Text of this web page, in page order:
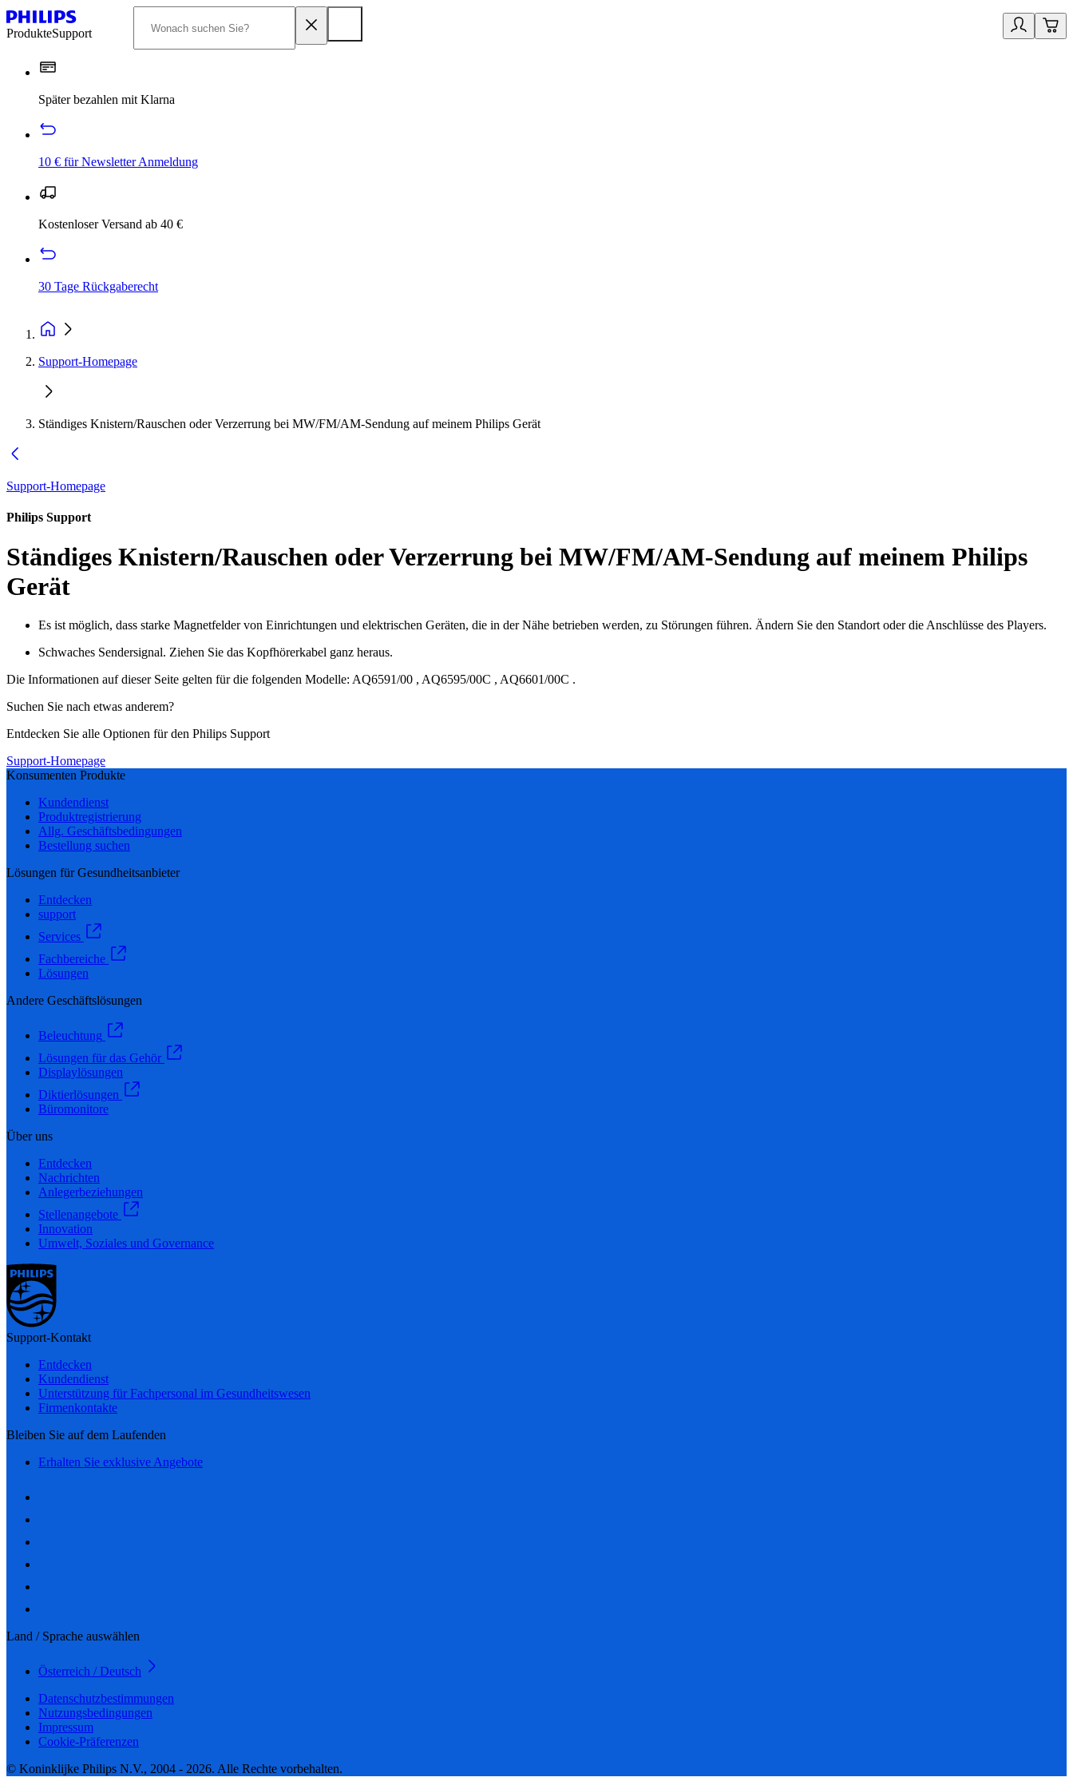
ProdukteSupport
Später bezahlen mit Klarna
10 € für Newsletter Anmeldung
Kostenloser Versand ab 40 €
30 Tage Rückgaberecht
Support-Homepage
Ständiges Knistern/Rauschen oder Verzerrung bei MW/FM/AM-Sendung auf meinem Philips Gerät
Support-Homepage
Philips Support
Ständiges Knistern/Rauschen oder Verzerrung bei MW/FM/AM-Sendung auf meinem Philips
Gerät
Es ist möglich, dass starke Magnetfelder von Einrichtungen und elektrischen Geräten, die in der Nähe betrieben werden, zu Störungen führen. Ändern Sie den Standort oder die Anschlüsse des Players.
Schwaches Sendersignal. Ziehen Sie das Kopfhörerkabel ganz heraus.
Die Informationen auf dieser Seite gelten für die folgenden Modelle: AQ6591/00 , AQ6595/00C , AQ6601/00C .
Suchen Sie nach etwas anderem?
Entdecken Sie alle Optionen für den Philips Support
Support-Homepage
Konsumenten Produkte
Kundendienst
Produktregistrierung
Allg. Geschäftsbedingungen
Bestellung suchen
Lösungen für Gesundheitsanbieter
Entdecken
support
Services
Fachbereiche
Lösungen
Andere Geschäftslösungen
Beleuchtung
Lösungen für das Gehör
Displaylösungen
Diktierlösungen
Büromonitore
Über uns
Entdecken
Nachrichten
Anlegerbeziehungen
Stellenangebote
Innovation
Umwelt, Soziales und Governance
Support-Kontakt
Entdecken
Kundendienst
Unterstützung für Fachpersonal im Gesundheitswesen
Firmenkontakte
Bleiben Sie auf dem Laufenden
Erhalten Sie exklusive Angebote
Land / Sprache auswählen
Österreich / Deutsch
Datenschutzbestimmungen
Nutzungsbedingungen
Impressum
Cookie-Präferenzen
© Koninklijke Philips N.V., 2004 - 2026. Alle Rechte vorbehalten.